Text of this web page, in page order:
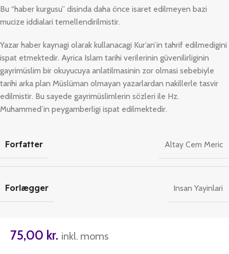
Bu “haber kurgusu” disinda daha önce isaret edilmeyen bazi
mucize iddialari temellendirilmistir.
Yazar haber kaynagi olarak kullanacagi Kur’an’in tahrif edilmedigini
ispat etmektedir. Ayrica Islam tarihi verilerinin güvenilirliginin
gayrimüslim bir okuyucuya anlatilmasinin zor olmasi sebebiyle
tarihi arka plan Müslüman olmayan yazarlardan nakillerle tasvir
edilmistir. Bu sayede gayrimüslimlerin sözleri ile Hz.
Muhammed’in peygamberligi ispat edilmektedir.
Forfatter Altay Cem Meric
Forlægger Insan Yayinlari
75,00 kr. inkl. moms